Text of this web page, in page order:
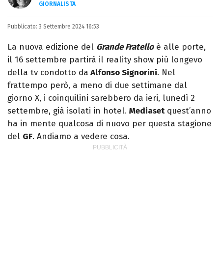
GIORNALISTA
LINKEDIN
INSTAGRAM FACEBOOK
Giornalista nata nella città di Parthenope,
si definisce "madriletana". Da anni scrive
(per un numero imprecisato di testate) di
spettacoli e musica, TV e calcio.
Pubblicato: 3 Settembre 2024 16:53
La nuova edizione del Grande Fratelloè alle porte,
il 16 settembre partirà il reality show più longevo
della tv condotto da Alfonso Signorini. Nel
frattempo però, a meno di due settimane dal
giorno X, i coinquilini sarebbero da ieri, lunedì 2
settembre, già isolati in hotel. Mediasetquest’anno
ha in mente qualcosa di nuovo per questa stagione
del GF. Andiamo a vedere cosa.